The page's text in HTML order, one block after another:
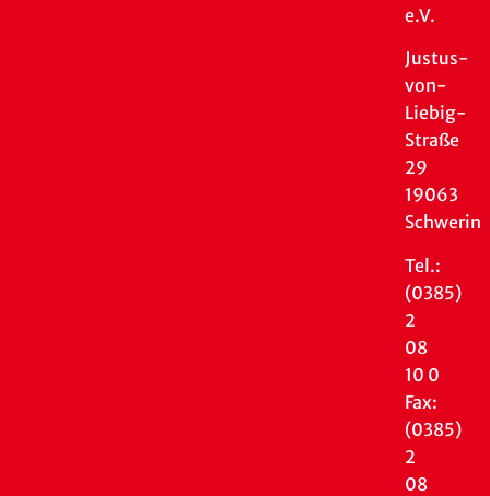
e.V.
Justus-
von-
Liebig-
Straße
29
19063
Schwerin
Tel.:
(0385)
2
08
10 0
Fax:
(0385)
2
08